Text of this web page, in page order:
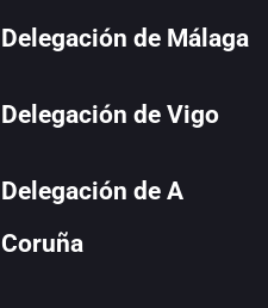
Delegación de Málaga
Delegación de Vigo
Delegación de A
Coruña